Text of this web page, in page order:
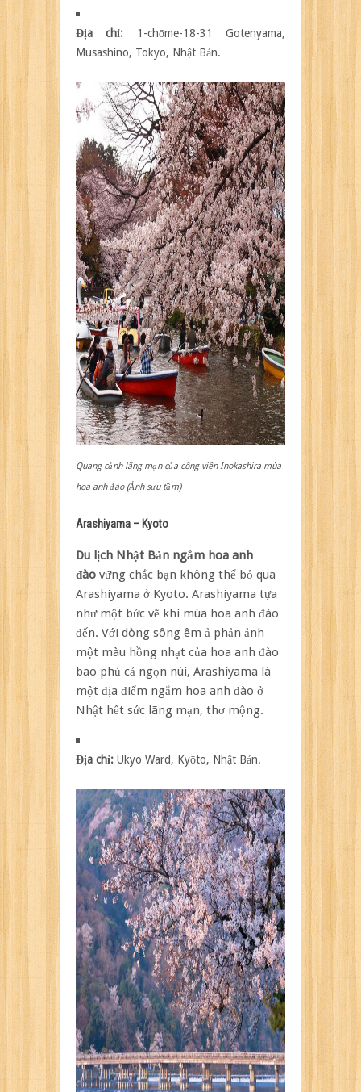
Địa chỉ:
1-chōme-18-31 Gotenyama,
Musashino, Tokyo, Nhật Bản.
Quang cảnh lãng mạn của công viên Inokashira mùa
hoa anh đào (Ảnh sưu tầm)
Arashiyama – Kyoto
Du lịch Nhật Bản ngắm hoa anh
đào vững chắc bạn không thể bỏ qua
Arashiyama ở Kyoto. Arashiyama tựa
như một bức vẽ khi mùa hoa anh đào
đến. Với dòng sông êm ả phản ảnh
một màu hồng nhạt của hoa anh đào
bao phủ cả ngọn núi, Arashiyama là
một địa điểm ngắm hoa anh đào ở
Nhật hết sức lãng mạn, thơ mộng.
Địa chỉ: Ukyo Ward, Kyōto, Nhật Bản.